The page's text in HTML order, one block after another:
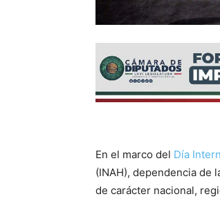
En el marco del Día
(INAH), dependencia de
de carácter nacional,